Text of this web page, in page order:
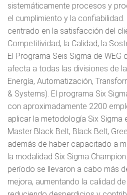
sistemáticamente procesos y
el cumplimiento y la
centrado en la satisfacción del
Competitividad, la Calidad, la
El Programa Seis Sigma de
afecta a todas las divisiones de
Energía, Automatización,
& Systems). El programa Six
con aproximadamente 2200
aplicar la metodología Six Sigma
Master Black Belt, Black Belt,
además de haber capacitado a
la modalidad Six Sigma
período se llevaron a cabo más
mejora, aumentando la calidad